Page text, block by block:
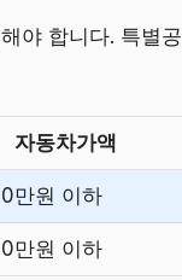
야 합니다. 특별공
자동차가액
만원 이하
만원 이하